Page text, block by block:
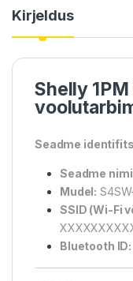
Kirjeldus
Shelly
Seadme
Seadme
Mudel:
SSID (Wi-Fi
Bluetooth ID: